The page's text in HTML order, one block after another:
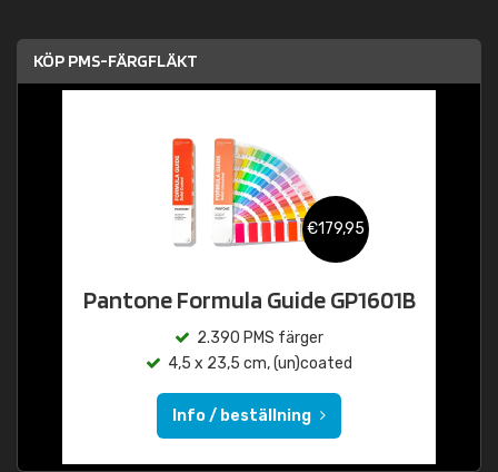
KÖP PMS-FÄRGFLÄKT
€179,95
Pantone Formula Guide GP1601B
2.390 PMS färger
4,5 x 23,5 cm, (un)coated
Info / beställning